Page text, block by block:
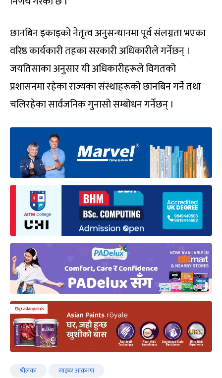
छानबिन इकाइको नेतृत्व अनुसन्धानमा पूर्व संलग्नता भएका
वरिष्ठ कार्यकारी तहका सरकारी अधिकारीले गर्नेछन् ।
जयतिसाका अनुसार यी अधिकारीहरूले विगतको
प्रशासनमा रहेका राज्यका संस्थाहरूको छानबिन गर्ने तथा
चलिरहेका सार्वजनिक गुनासो सम्बोधन गर्नेछन् ।
श्रीलंका साइबर आक्रमण